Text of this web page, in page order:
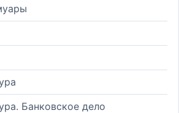
Банковское дело